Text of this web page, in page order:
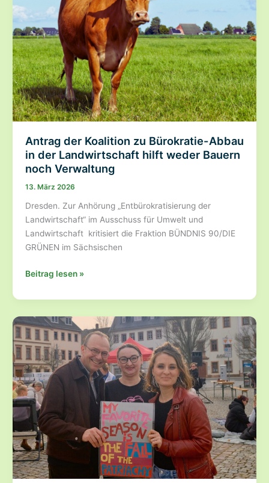
Antrag der Koalition zu Bürokratie-Abbau
in der Landwirtschaft hilft weder Bauern
noch Verwaltung
13. März 2026
Dresden. Zur Anhörung „Entbürokratisierung der
Landwirtschaft“ im Ausschuss für Umwelt und
Landwirtschaft kritisiert die Fraktion BÜNDNIS 90/DIE
GRÜNEN im Sächsischen
Antrag
Koalition
zu
Bürokratie-
Abbau
in
der
Landwirtschaft
hilft
weder
Bauern
noch
Verwaltung
Beitrag lesen »